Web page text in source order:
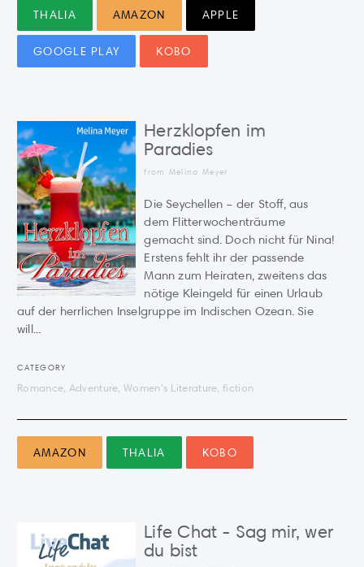
THALIA AMAZON APPLE
GOOGLE PLAY KOBO
Herzklopfen im
Paradies
from Melina Meyer
Die Seychellen – der Stoff, aus
dem Flitterwochenträume
gemacht sind. Doch nicht für Nina!
Erstens fehlt ihr der passende
Mann zum Heiraten, zweitens das
nötige Kleingeld für einen Urlaub
auf der herrlichen Inselgruppe im Indischen Ozean. Sie
will...
CATEGORY
Romance, Adventure, Women's Literature, fiction
AMAZON THALIA KOBO
Life Chat - Sag mir, wer
du bist